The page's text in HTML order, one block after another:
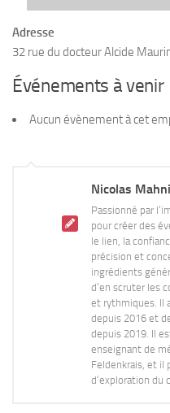
Adresse
32 rue du docteur Alcide
Événements à venir
Aucun évènement à cet
Nicolas
Passionné par
pour créer des
le lien, la
précision et
ingrédients
d’en scruter les
et rythmiques. Il
depuis 2016 et
depuis 2019. Il
enseignant de
Feldenkrais, et il
d’exploration du